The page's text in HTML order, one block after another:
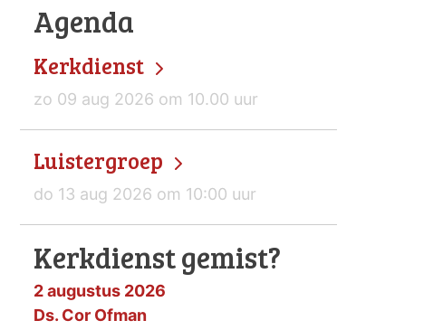
Agenda
Kerkdienst
zo 09 aug 2026 om 10.00 uur
Luistergroep
do 13 aug 2026 om 10:00 uur
Kerkdienst gemist?
2 augustus 2026
Ds. Cor Ofman